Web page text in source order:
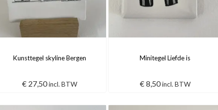
Kunsttegel skyline Bergen
€ 27,50incl. BTW
Minitegel Liefde is
€8,50incl. BTW